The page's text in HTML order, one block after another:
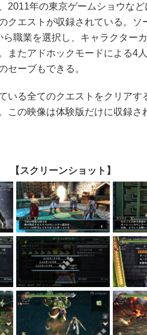
2011年の東京ゲームショウなど
クエストが収録されている。ソ
職業を選択し、キャラクター
またアドホックモードによる4
セーブもできる。
いる全てのクエストをクリアす
この映像は体験版だけに収録さ
【スクリーンショット】